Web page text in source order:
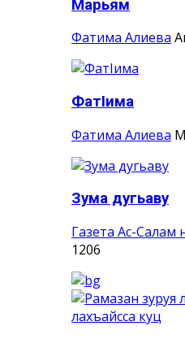
Марьям
Фатима Алиева
ФатIима
Фатима Алиева
Зума дугьаву
Газета Ас-Салам
1206